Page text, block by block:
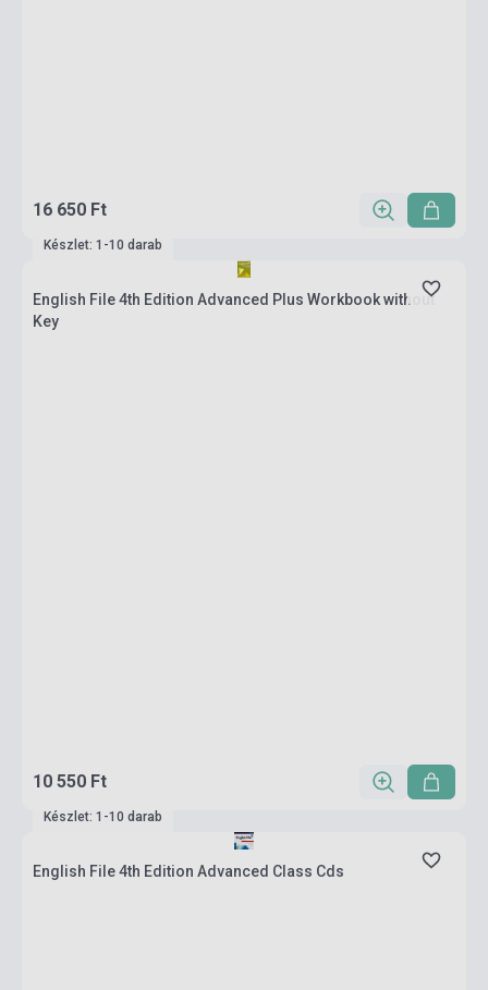
16 650 Ft
Készlet: 1-10 darab
English File 4th Edition Advanced Plus Workbook without
Key
10 550 Ft
Készlet: 1-10 darab
English File 4th Edition Advanced Class Cds